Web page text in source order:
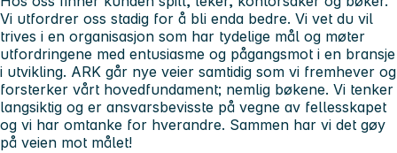
Vi utfordrer oss stadig for å bli enda bedre. Vi vet du vil
trives i en organisasjon som har tydelige mål og møter
utfordringene med entusiasme og pågangsmot i en bransje
i utvikling. ARK går nye veier samtidig som vi fremhever og
forsterker vårt hovedfundament; nemlig bøkene. Vi tenker
langsiktig og er ansvarsbevisste på vegne av fellesskapet
og vi har omtanke for hverandre. Sammen har vi det gøy
på veien mot målet!